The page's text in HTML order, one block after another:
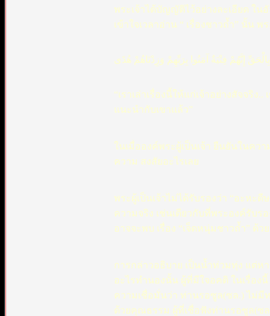
พระเจ้าได้บัญญัติไว้อย่างละเอียด ใน
เข้าใจเวลาอ่าน “ เรื่องชาวถ้ำ” นั้น
إِنَّهُمْ فِتْيَةٌ آمَنُوا بِرَبِّهِمْ وَزِدْنَاهُمْ هُدًى
“เราเล่าเรื่องนี้ให้แก่เจ้าอย่างสัจจริ
แนะนำกับเขาแล้ว”
ในเมื่อองค์พระผู้เป็นเจ้า ยืนยันในคว
ความ สงสัยอะไรเลย
พระผู้เป็นเจ้าไม่ได้รับรองว่า “อะหะ
ความจริง เช่นเดียวกับที่พระองค์รับ
อาจจะพบ เรื่อง “เจ็ดหนุ่มชาวถ้ำ” ด้ว
การกล่าวอธิบาย เป็นน้ำท่วมทุ่ง แต่ห
อะไรทำนองนั้น ผู้ที่มีใจอคติ ในเรื่อง
ความเชื่อมั่นว่า ท่านรอซูล(ซล.) ไม่มี
ด้วยคุณธรรม ผู้ที่เชื่อฟังท่านรอซูล(ซ